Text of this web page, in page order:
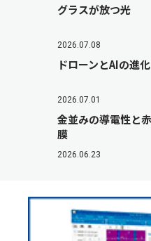
グラスが放つ光
2026.07.08
ドローンとAIの進
2026.07.01
金並みの導電性と
膜
2026.06.23